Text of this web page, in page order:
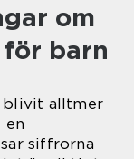
om
barn
blivit alltmer
en
siffrorna